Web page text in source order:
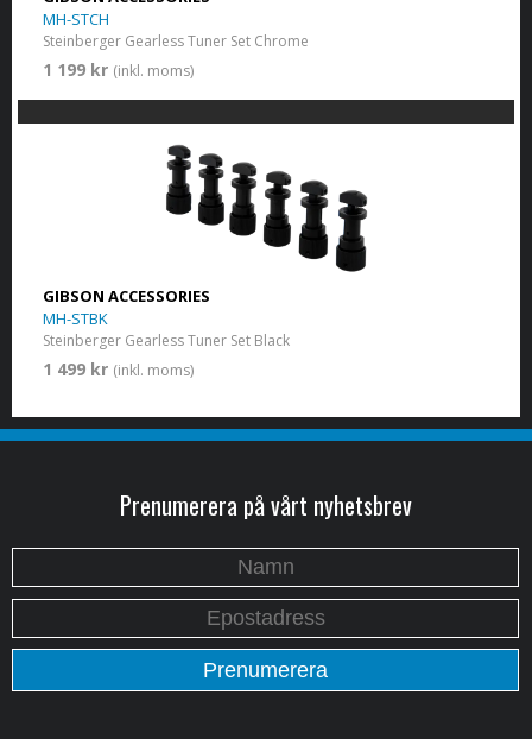
MH-STCH
Steinberger Gearless Tuner Set Chrome
1 199 kr (inkl. moms)
GIBSON ACCESSORIES
MH-STBK
Steinberger Gearless Tuner Set Black
1 499 kr (inkl. moms)
Prenumerera på vårt nyhetsbrev